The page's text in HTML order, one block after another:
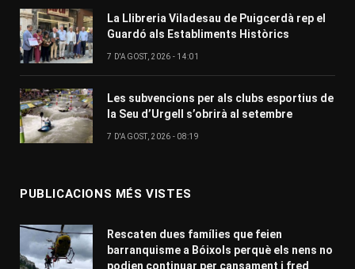
La Llibreria Viladesau de Puigcerdà rep el
Guardó als Establiments Històrics
7 D'AGOST, 2026 - 14:01
Les subvencions per als clubs esportius de
la Seu d’Urgell s’obrirà al setembre
7 D'AGOST, 2026 - 08:19
PUBLICACIONS MÉS VISTES
Rescaten dues famílies que feien
barranquisme a Bóixols perquè els nens no
podien continuar per cansament i fred